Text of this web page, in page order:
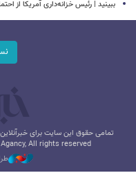
ببینید | رئیس خزانه‌داری آمریکا از
تمامی حقوق این سایت برای
All rights reserved